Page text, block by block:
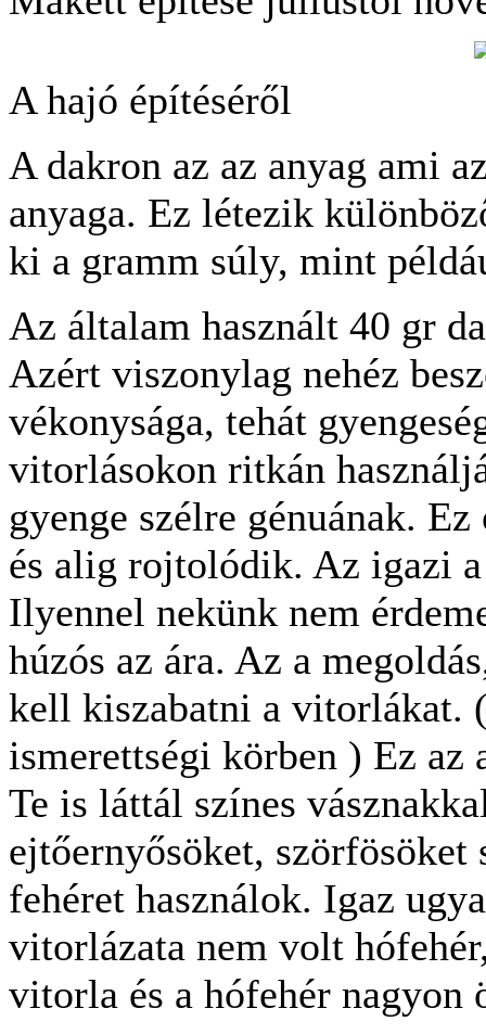
A hajó építéséről
A dakron az az anyag ami
anyaga. Ez létezik
ki a gramm súly, mint
Az általam használt 40 gr
Azért viszonylag nehéz
vékonysága, tehát
vitorlásokon ritkán
gyenge szélre génuának.
és alig rojtolódik. Az igazi
Ilyennel nekünk nem
húzós az ára. Az a
kell kiszabatni a vitorlákat.
ismerettségi körben ) Ez az
Te is láttál színes
ejtőernyősöket, szörfösöket
fehéret használok. Igaz
vitorlázata nem volt
vitorla és a hófehér nagyon